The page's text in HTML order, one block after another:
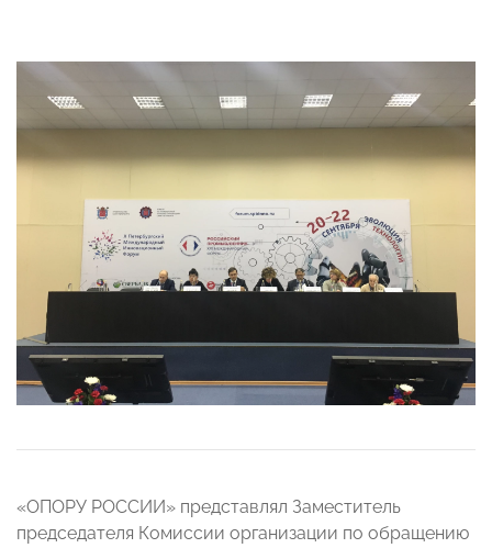
«ОПОРУ РОССИИ» представлял Заместитель
председателя Комиссии организации по обращению